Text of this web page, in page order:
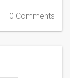
0 Comments